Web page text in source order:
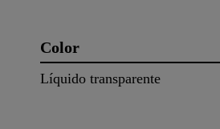
Color
Líquido transparente